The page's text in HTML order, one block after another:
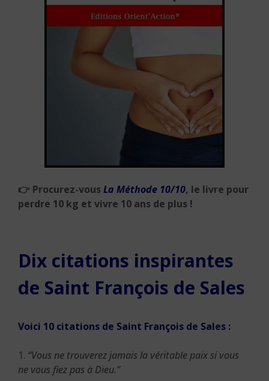
👉 Procurez-vous La Méthode 10/10, le livre pour
perdre 10 kg et vivre 10 ans de plus !
Dix citations inspirantes
de Saint François de Sales
Voici 10 citations de Saint François de Sales :
1. “Vous ne trouverez jamais la véritable paix si vous
ne vous fiez pas à Dieu.”